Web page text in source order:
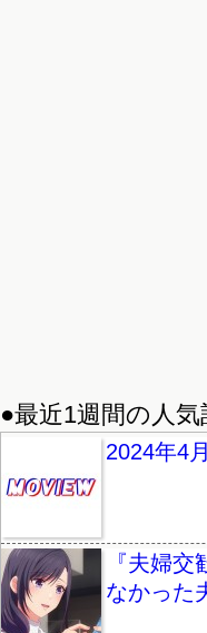
●最近1週間の人気
2024年4
『夫婦
なかった